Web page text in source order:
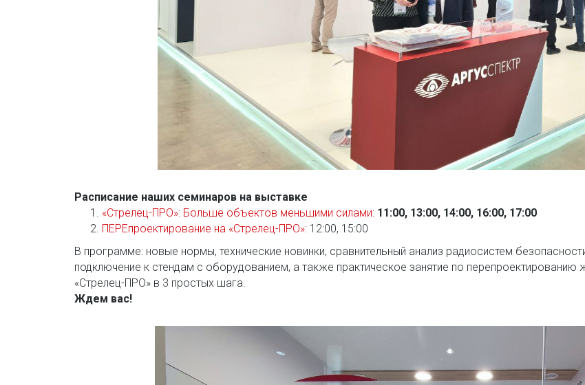
Расписание наших семинаров на выставке
«Стрелец-ПРО»: Больше объектов меньшими силами: 11:00, 13:00, 14:00, 16:00, 17:00
ПЕРЕпроектирование на «Стрелец-ПРО»: 12:00, 15:00
В программе: новые нормы, технические новинки, сравнительный анализ радиосистем
подключение к стендам с оборудованием, а также практическое занятие по
«Стрелец-ПРО» в 3 простых шага.
Ждем вас!